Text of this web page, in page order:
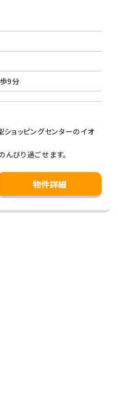
9分
ショッピングセンターのイオ
びり過ごせます。
物件詳細